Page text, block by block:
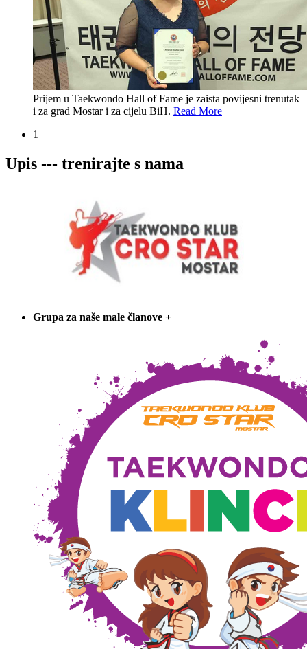
Prijem u Taekwondo Hall of Fame je zaista povijesni trenutak
i za grad Mostar i za cijelu BiH. Read More
1
Upis --- trenirajte s nama
Grupa za naše male članove +